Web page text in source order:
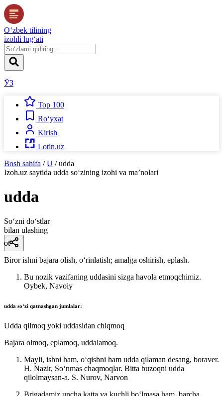
O‘zbek tilining
izohli lug‘ati
ЎЗ
Top 100
Ro‘yxat
Kirish
Lotin.uz
Bosh sahifa / U / udda
Izoh.uz saytida udda so‘zining izohi va ma’nolari
udda
So‘zni do‘stlar
bilan ulashing
ot
Biror ishni bajara olish, oʻrinlatish; amalga oshirish, eplash.
Bu nozik vazifaning uddasini sizga havola etmoqchimiz.
Oybek, Navoiy
udda soʻzi qatnashgan jumlalar:
Udda qilmoq yoki uddasidan chiqmoq
Bajara olmoq, eplamoq, uddalamoq.
Mayli, ishni ham, oʻqishni ham udda qilaman desang, boraver.
H. Nazir, Soʻnmas chaqmoqlar. Bitta buzoqni udda
qilolmaysan-a. S. Nurov, Narvon
Brigadamiz uncha katta va kuchli boʻlmasa ham, barcha